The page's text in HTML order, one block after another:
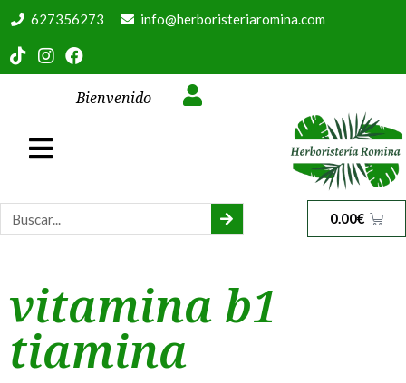
627356273 info@herboristeriaromina.com
Bienvenido
0.00€
vitamina b1
tiamina